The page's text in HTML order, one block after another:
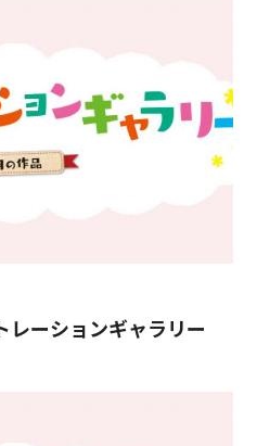
ーションギャラリー